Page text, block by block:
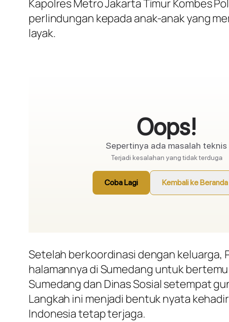
Kapolres Metro Jakarta Timur Kombes
perlindungan kepada anak-anak yang
layak.
Setelah berkoordinasi dengan keluarga,
halamannya di Sumedang untuk
Sumedang dan Dinas Sosial setempat
Langkah ini menjadi bentuk nyata
Indonesia tetap terjaga.